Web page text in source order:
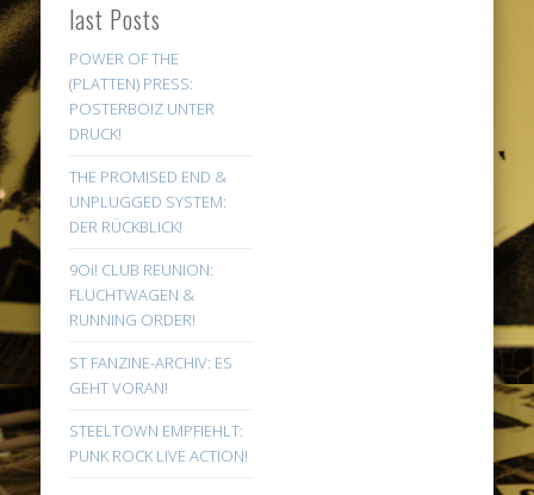
last Posts
POWER OF THE
(PLATTEN) PRESS:
POSTERBOIZ UNTER
DRUCK!
THE PROMISED END &
UNPLUGGED SYSTEM:
DER RÜCKBLICK!
9Oi! CLUB REUNION:
FLUCHTWAGEN &
RUNNING ORDER!
ST FANZINE-ARCHIV: ES
GEHT VORAN!
STEELTOWN EMPFIEHLT:
PUNK ROCK LIVE ACTION!